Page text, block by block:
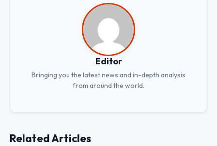
Editor
Bringing you the latest news and in-depth analysis
from around the world.
Related Articles